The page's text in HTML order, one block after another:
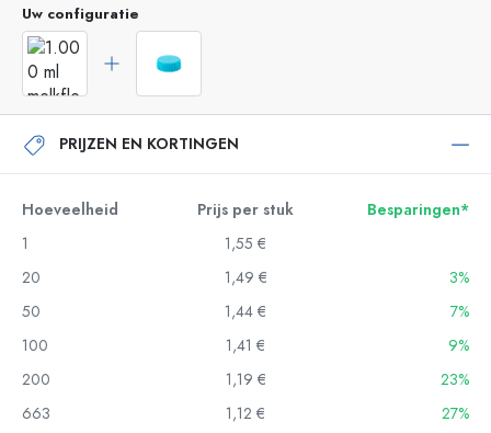
Uw configuratie
PRIJZEN EN KORTINGEN
Hoeveelheid Prijs per stuk
Besparingen*
1
1,55 €
20
1,49 €
3%
50
1,44 €
7%
100
1,41 €
9%
200
1,19 €
23%
663
1,12 €
27%